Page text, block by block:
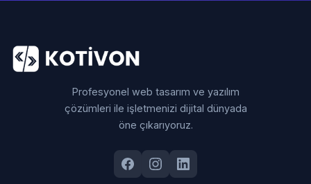
Profesyonel web tasarım ve yazılım
çözümleri ile işletmenizi dijital dünyada
öne çıkarıyoruz.